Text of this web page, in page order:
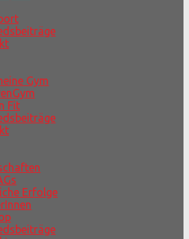
Gym
Fit
Erfolge